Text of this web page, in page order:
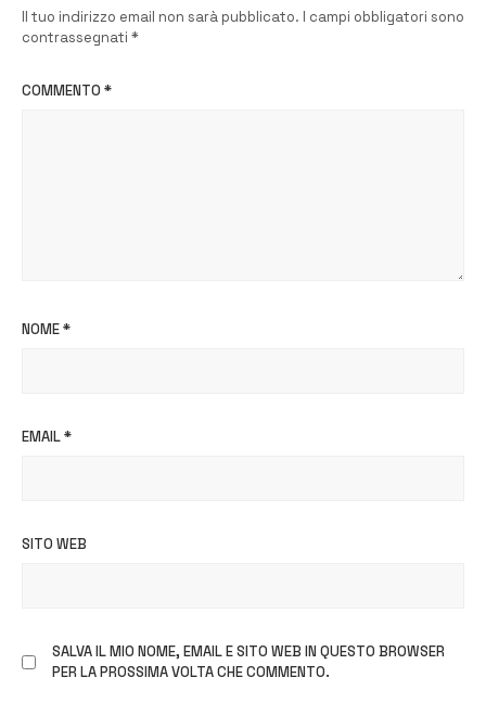
Il tuo indirizzo email non sarà pubblicato. I campi obbligatori sono
contrassegnati *
COMMENTO *
NOME*
EMAIL*
SITO WEB
SALVA IL MIO NOME, EMAIL E SITO WEB IN QUESTO BROWSER
PER LA PROSSIMA VOLTA CHE COMMENTO.